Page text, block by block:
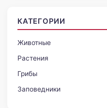
КАТЕГОРИИ
Животные
Растения
Грибы
Заповедники